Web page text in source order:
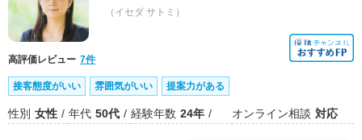
（イセダ サトミ）
高評価レビュー 7件
接客態度がいい 雰囲気がいい 提案力がある
性別 女性 年代 50代 経験年数 24年 オンライン相談 対応